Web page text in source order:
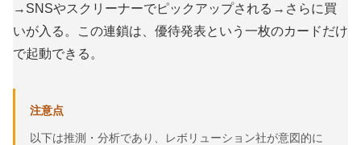
→SNSやスクリーナーでピックアップされる→さらに買
いが入る。この連鎖は、優待発表という一枚のカードだけ
で起動できる。
注意点
以下は推測・分析であり、レボリューション社が意図的に